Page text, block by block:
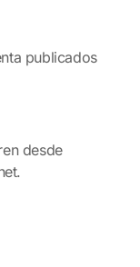
publicados
desde